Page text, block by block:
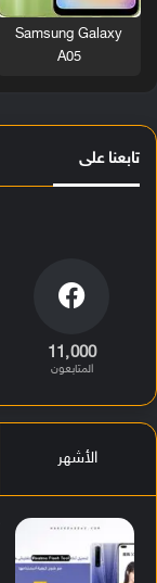
Samsung Galaxy
A05
تابعنا على
11٬000
المتابعون
الأشهر